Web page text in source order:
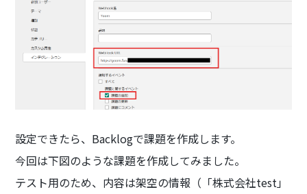
設定できたら、Backlogで課題を作成します。
今回は下図のような課題を作成してみました。
テスト用のため、内容は架空の情報（「株式会社test」